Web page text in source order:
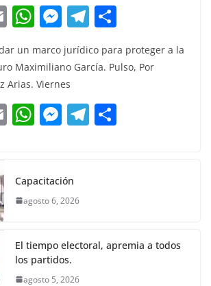
E
ai
l
W
at
s
A
p
M
e
ss
e
n
g
T
e
a
m
m
un marco jurídico para proteger a la
Maximiliano García. Pulso, Por
Arias. Viernes
E W
s
A
p
M
e
n
er
T
Capacitación
agosto 6, 2026
El tiempo electoral, apremia a todos
los partidos.
agosto 5, 2026